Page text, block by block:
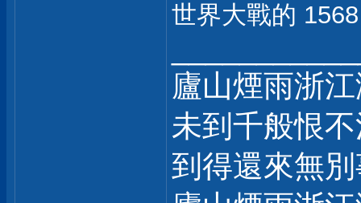
世界大戰的
廬山煙雨浙
未到千般恨
到得還來無